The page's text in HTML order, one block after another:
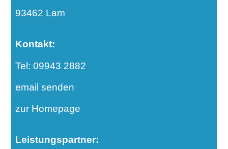
93462 Lam
Kontakt:
Tel: 09943 2882
email senden
zur Homepage
Leistungspartner: